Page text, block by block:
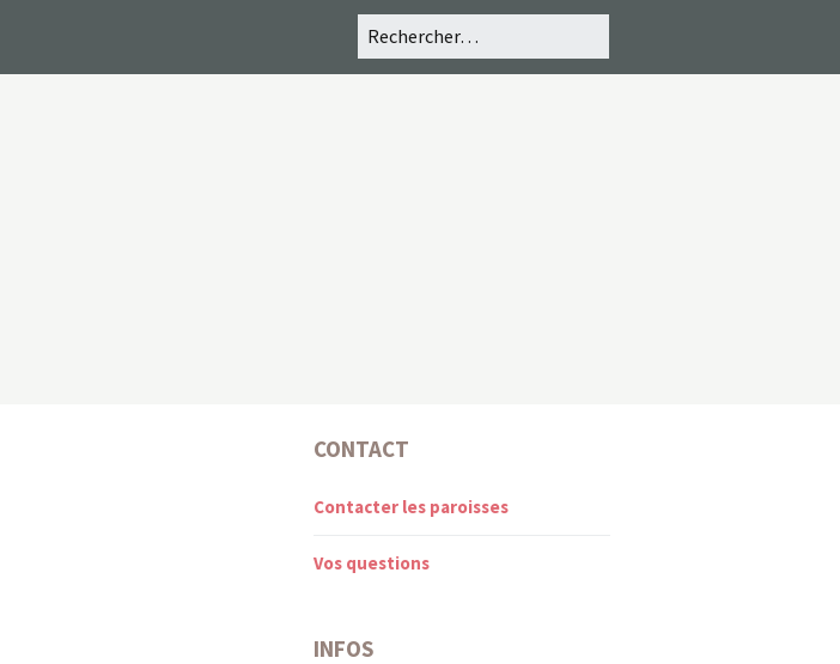
CONTACT
Contacter les paroisses
Vos questions
INFOS